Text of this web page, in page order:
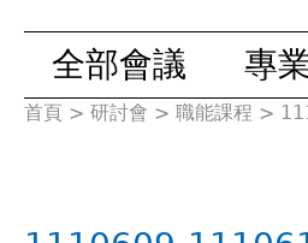
全部會議 專
您
首頁 > 研討會 > 職能課程 >